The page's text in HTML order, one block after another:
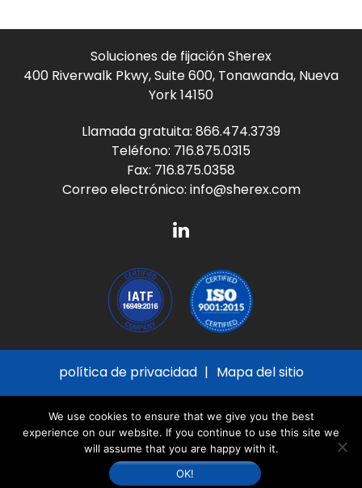
Soluciones de fijación Sherex
400 Riverwalk Pkwy, Suite 600, Tonawanda, Nueva
York 14150
Llamada gratuita: 866.474.3739
Teléfono: 716.875.0315
Fax: 716.875.0358
Correo electrónico: info@sherex.com
política de privacidad
Mapa del sitio
Reserved
Sitio creado porThomas Marketing Services
desarrollado con la Plataforma Navigator
We use cookies to ensure that we give you the best
experience on our website. If you continue to use this site we
will assume that you are happy with it.
OK!